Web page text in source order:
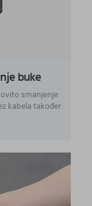
buke
smanjenje
kabela također